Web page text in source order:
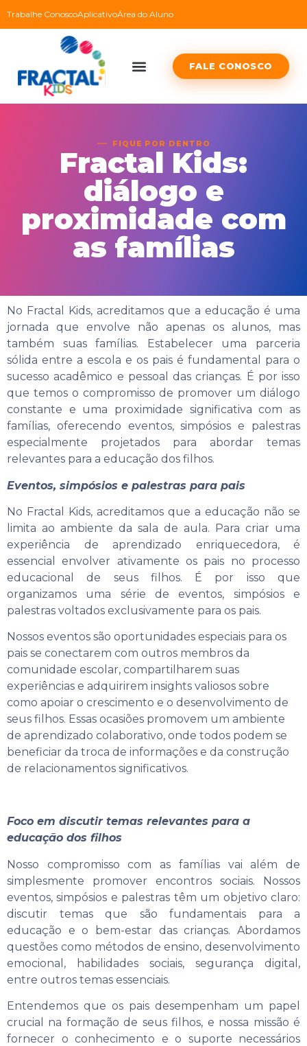
Trabalhe ConoscoAplicativoÁrea do Aluno
FALE CONOSCO
FIQUE POR DENTRO
Fractal Kids:
diálogo e
proximidade com
as famílias
No Fractal Kids, acreditamos que a educação é uma
jornada que envolve não apenas os alunos, mas
também suas famílias. Estabelecer uma parceria
sólida entre a escola e os pais é fundamental para o
sucesso acadêmico e pessoal das crianças. É por isso
que temos o compromisso de promover um diálogo
constante e uma proximidade significativa com as
famílias, oferecendo eventos, simpósios e palestras
especialmente projetados para abordar temas
relevantes para a educação dos filhos.
Eventos, simpósios e palestras para pais
No Fractal Kids, acreditamos que a educação não se
limita ao ambiente da sala de aula. Para criar uma
experiência de aprendizado enriquecedora, é
essencial envolver ativamente os pais no processo
educacional de seus filhos. É por isso que
organizamos uma série de eventos, simpósios e
palestras voltados exclusivamente para os pais.
Nossos eventos são oportunidades especiais para os
pais se conectarem com outros membros da
comunidade escolar, compartilharem suas
experiências e adquirirem insights valiosos sobre
como apoiar o crescimento e o desenvolvimento de
seus filhos. Essas ocasiões promovem um ambiente
de aprendizado colaborativo, onde todos podem se
beneficiar da troca de informações e da construção
de relacionamentos significativos.
Foco em discutir temas relevantes para a
educação dos filhos
Nosso compromisso com as famílias vai além de
simplesmente promover encontros sociais. Nossos
eventos, simpósios e palestras têm um objetivo claro:
discutir temas que são fundamentais para a
educação e o bem-estar das crianças. Abordamos
questões como métodos de ensino, desenvolvimento
emocional, habilidades sociais, segurança digital,
entre outros temas essenciais.
Entendemos que os pais desempenham um papel
crucial na formação de seus filhos, e nossa missão é
fornecer o conhecimento e o suporte necessários